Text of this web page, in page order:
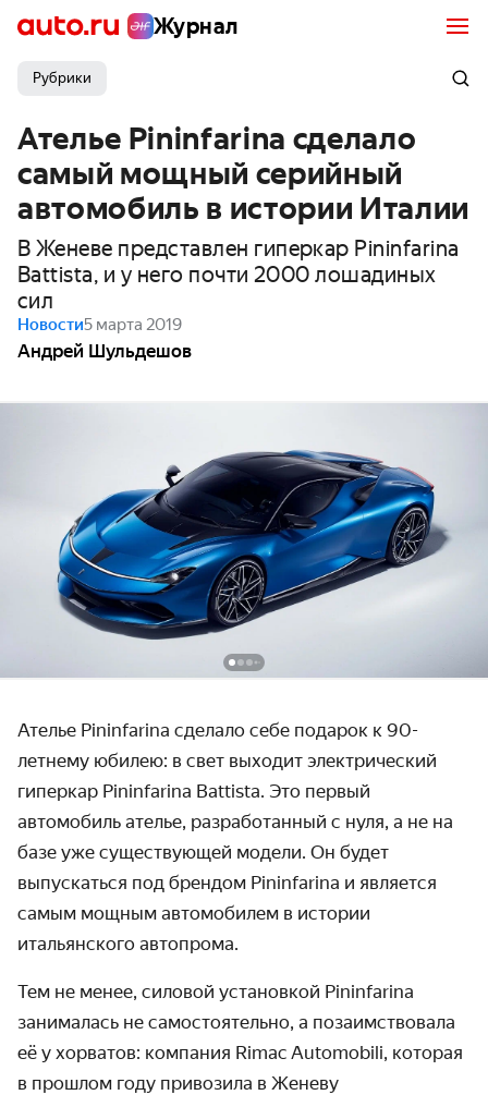
Журнал
Рубрики
Ателье Pininfarina сделало
самый мощный серийный
автомобиль в истории Италии
В Женеве представлен гиперкар Pininfarina
Battista, и у него почти 2000 лошадиных
сил
Новости5 марта 2019
Андрей Шульдешов
Ателье Pininfarina сделало себе подарок к 90-
летнему юбилею: в свет выходит электрический
гиперкар Pininfarina Battista. Это первый
автомобиль ателье, разработанный с нуля, а не на
базе уже существующей модели. Он будет
выпускаться под брендом Pininfarina и является
самым мощным автомобилем в истории
итальянского автопрома.
Тем не менее, силовой установкой Pininfarina
занималась не самостоятельно, а позаимствовала
её у хорватов: компания Rimac Automobili, которая
в прошлом году привозила в Женеву